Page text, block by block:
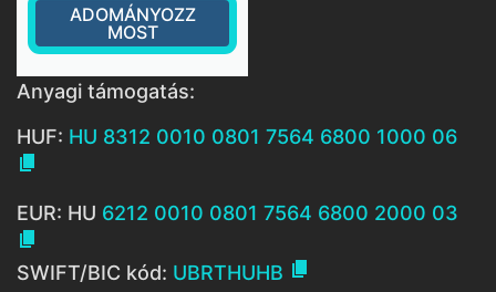
ADOMÁNYOZZ
MOST
Anyagi támogatás:
HUF: HU 8312 0010 0801 7564 6800 1000 06

EUR: HU 6212 0010 0801 7564 6800 2000 03

SWIFT/BIC kód: UBRTHUHB 